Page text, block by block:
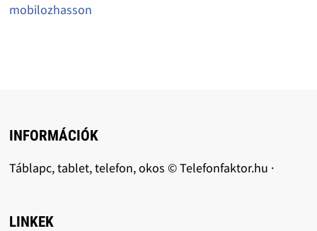
mobilozhasson
INFORMÁCIÓK
Táblapc, tablet, telefon, okos © Telefonfaktor.hu ·
LINKEK